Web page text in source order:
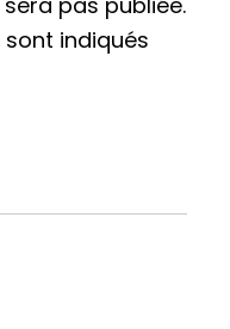
pas publiée.
indiqués